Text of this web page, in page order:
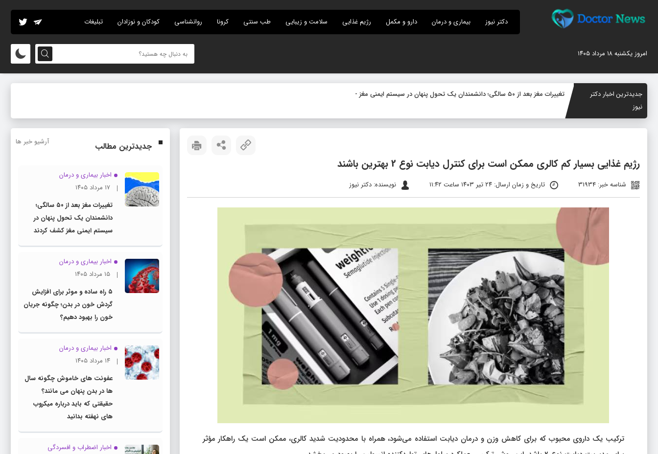
دکتر نیوز بیماری و درمان دارو و مکمل رژیم غذایی سلامت و زیبایی طب سنتی کرونا روانشناسی کودکان و نوزادان تبلیغات
امروز یکشنبه ۱۸ مرداد ۱۴۰۵
جدیدترین اخبار دکتر
نیوز
تغییرات مغز بعد از ۵۰ سالگی؛ دانشمندان یک تحول پنهان در سیستم ایمنی مغز کشف کردند
رژیم غذایی بسیار کم کالری ممکن است برای کنترل دیابت نوع 2 بهترین باشند
شناسه خبر: 31934 تاریخ و زمان ارسال: ۲۴ تیر ۱۴۰۳ ساعت ۱۱:۴۲ نویسنده: دکتر نیوز
ترکیب یک داروی محبوب که برای کاهش وزن و درمان دیابت استفاده می‌شود، همراه با محدودیت شدید کالری، ممکن است یک راهکار مؤثر
جدیدترین مطالب آرشیو خبر ها
اخبار بیماری و درمان
۱۷ مرداد ۱۴۰۵
تغییرات مغز بعد از ۵۰ سالگی؛
دانشمندان یک تحول پنهان در
سیستم ایمنی مغز کشف کردند
اخبار بیماری و درمان
۱۵ مرداد ۱۴۰۵
۵ راه ساده و موثر برای افزایش
گردش خون در بدن؛ چگونه جریان
خون را بهبود دهیم؟
اخبار بیماری و درمان
۱۴ مرداد ۱۴۰۵
عفونت های خاموش چگونه سال
ها در بدن پنهان می مانند؟
حقیقتی که باید درباره میکروب
های نهفته بدانید
اخبار اضطراب و افسردگی